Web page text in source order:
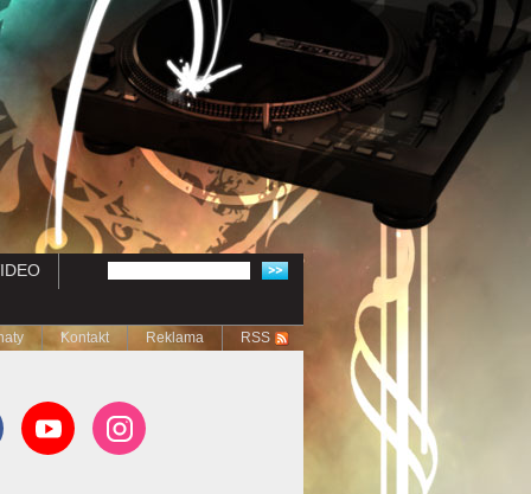
Kontakt Reklama RSS